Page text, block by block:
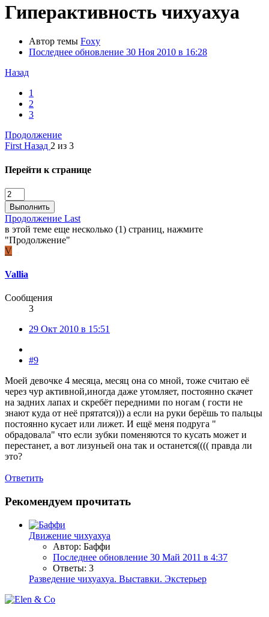
Гиперактивность чихуахуа
Автор темы Foxy
Последнее обновление 30 Ноя 2010 в 16:28
Назад
1
2
3
Продолжение
First Назад 2 из 3
Перейти к странице
Выполнить
Продолжение Last
в этой теме еще несколько (1) страниц, нажмите
"Продолжение"
V
Vallia
Сообщения
3
29 Окт 2010 в 15:51
#9
Моей девочке 4 месяца, месяц она со мной, тоже считаю её
через чур активной,иногда даже утомляет, постоянно скачет
на задних лапах и скребёт передними по ногам ( гости не
знают куда от неё прятатся))) а если на руки берёшь то пальцы
постоянно кусает или лижет. И ещё меня подруга "
обрадовала" что если зубки поменяются то кусать может и
перестанет, а вот лизуньей она так и останется(((( правда ли
это?
Ответить
Рекомендуем прочитать
Движение чихуахуа
Автор: Баффи
Последнее обновление 30 Май 2011 в 4:37
Ответы: 3
Разведение чихуахуа. Выставки. Экстерьер